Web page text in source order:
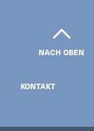
NACH OBEN
KONTAKT